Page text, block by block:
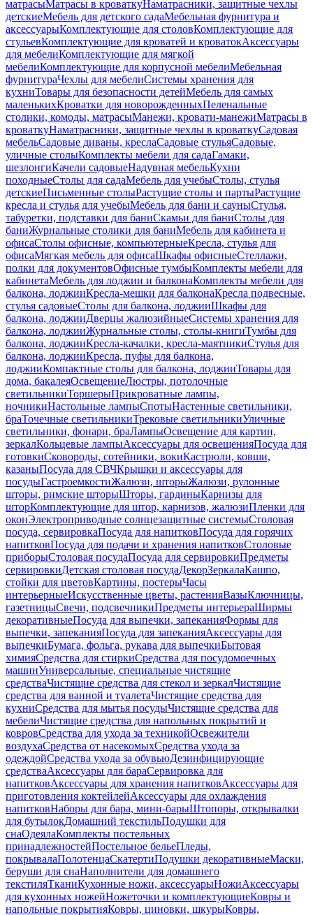
матрасыМатрасы в кроваткуНаматрасники, защитные чехлы
детскиеМебель для детского садаМебельная фурнитура и
аксессуарыКомплектующие для столовКомплектующие для
стульевКомплектующие для кроватей и кроватокАксессуары
для мебелиКомплектующие для мягкой
мебелиКомплектующие для корпусной мебелиМебельная
фурнитураЧехлы для мебелиСистемы хранения для
кухниТовары для безопасности детейМебель для самых
маленькихКроватки для новорожденныхПеленальные
столики, комоды, матрасыМанежи, кровати-манежиМатрасы в
кроваткуНаматрасники, защитные чехлы в кроваткуСадовая
мебельСадовые диваны, креслаСадовые стульяСадовые,
уличные столыКомплекты мебели для садаГамаки,
шезлонгиКачели садовыеНадувная мебельКухни
походныеСтолы для садаМебель для учебыСтолы, стулья
детскиеПисьменные столыРастущие столы и партыРастущие
кресла и стулья для учебыМебель для бани и сауныСтулья,
табуретки, подставки для баниСкамьи для баниСтолы для
баниЖурнальные столики для баниМебель для кабинета и
офисаСтолы офисные, компьютерныеКресла, стулья для
офисаМягкая мебель для офисаШкафы офисныеСтеллажи,
полки для документовОфисные тумбыКомплекты мебели для
кабинетаМебель для лоджии и балконаКомплекты мебели для
балкона, лоджииКресла-мешки для балконаКресла подвесные,
стулья садовыеСтолы для балкона, лоджииШкафы для
балкона, лоджииДверцы жалюзийныеСистемы хранения для
балкона, лоджииЖурнальные столы, столы-книгиТумбы для
балкона, лоджииКресла-качалки, кресла-маятникиСтулья для
балкона, лоджииКресла, пуфы для балкона,
лоджииКомпактные столы для балкона, лоджииТовары для
дома, бакалеяОсвещениеЛюстры, потолочные
светильникиТоршерыПрикроватные лампы,
ночникиНастольные лампыСпотыНастенные светильники,
браТочечные светильникиТрековые светильникиУличные
светильники, фонари, браЛампыОсвещение для картин,
зеркалКольцевые лампыАксессуары для освещенияПосуда для
готовкиСковороды, сотейники, вокиКастрюли, ковши,
казаныПосуда для СВЧКрышки и аксессуары для
посудыГастроемкостиЖалюзи, шторыЖалюзи, рулонные
шторы, римские шторыШторы, гардиныКарнизы для
шторКомплектующие для штор, карнизов, жалюзиПленки для
оконЭлектроприводные солнцезащитные системыСтоловая
посуда, сервировкаПосуда для напитковПосуда для горячих
напитковПосуда для подачи и хранения напитковСтоловые
приборыСтоловая посудаПосуда для сервировкиПредметы
сервировкиДетская столовая посудаДекорЗеркалаКашпо,
стойки для цветовКартины, постерыЧасы
интерьерныеИскусственные цветы, растенияВазыКлючницы,
газетницыСвечи, подсвечникиПредметы интерьераШирмы
декоративныеПосуда для выпечки, запеканияФормы для
выпечки, запеканияПосуда для запеканияАксессуары для
выпечкиБумага, фольга, рукава для выпечкиБытовая
химияСредства для стиркиСредства для посудомоечных
машинУниверсальные, специальные чистящие
средстваЧистящие средства для стекол и зеркалЧистящие
средства для ванной и туалетаЧистящие средства для
кухниСредства для мытья посудыЧистящие средства для
мебелиЧистящие средства для напольных покрытий и
ковровСредства для ухода за техникойОсвежители
воздухаСредства от насекомыхСредства ухода за
одеждойСредства ухода за обувьюДезинфицирующие
средстваАксессуары для бараСервировка для
напитковАксессуары для хранения напитковАксессуары для
приготовления коктейлейАксессуары для охлаждения
напитковНаборы для бара, мини-барыШтопоры, открывалки
для бутылокДомашний текстильПодушки для
снаОдеялаКомплекты постельных
принадлежностейПостельное бельеПледы,
покрывалаПолотенцаСкатертиПодушки декоративныеМаски,
беруши для снаНаполнители для домашнего
текстиляТканиКухонные ножи, аксессуарыНожиАксессуары
для кухонных ножейНожеточки и комплектующиеКовры и
напольные покрытияКовры, циновки, шкурыКовры,